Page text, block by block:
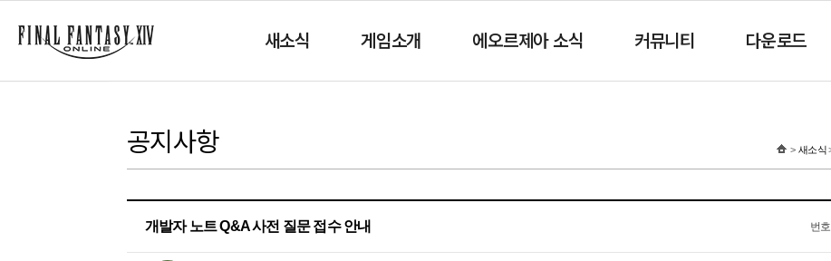
새소식 게임소개 에오르제아 소식 커뮤니티 다운로드
공지사항 새소식
개발자 노트 Q&A 사전 질문 접수 안내 번호